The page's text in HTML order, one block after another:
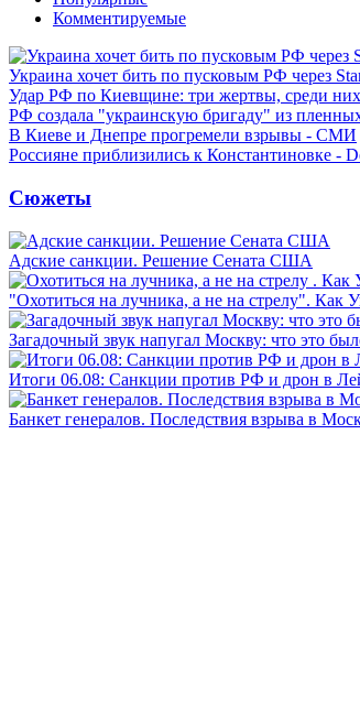
Комментируемые
Украина хочет бить по пусковым РФ через
Удар РФ по Киевщине: три жертвы, среди
РФ создала "украинскую бригаду" из
В Киеве и Днепре прогремели взрывы - СМИ
Россияне приблизились к Константиновке -
Сюжеты
Адские санкции. Решение Сената США
"Охотиться на лучника, а не на стрелу". Как
Загадочный звук напугал Москву: что это
Итоги 06.08: Санкции против РФ и дрон в
Банкет генералов. Последствия взрыва в